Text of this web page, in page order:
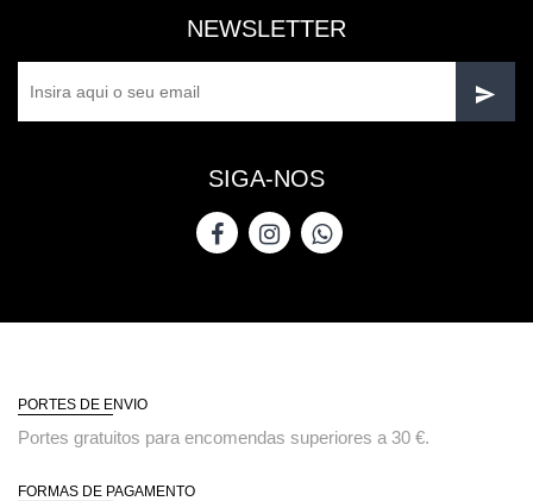
NEWSLETTER
SIGA-NOS
PORTES DE ENVIO
Portes gratuitos para encomendas superiores a 30 €.
FORMAS DE PAGAMENTO